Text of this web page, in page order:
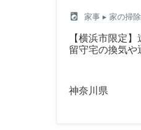
local_laundry_service 家事 ▸ 家の掃除
【横浜市限定
留守宅の換気や
神奈川県